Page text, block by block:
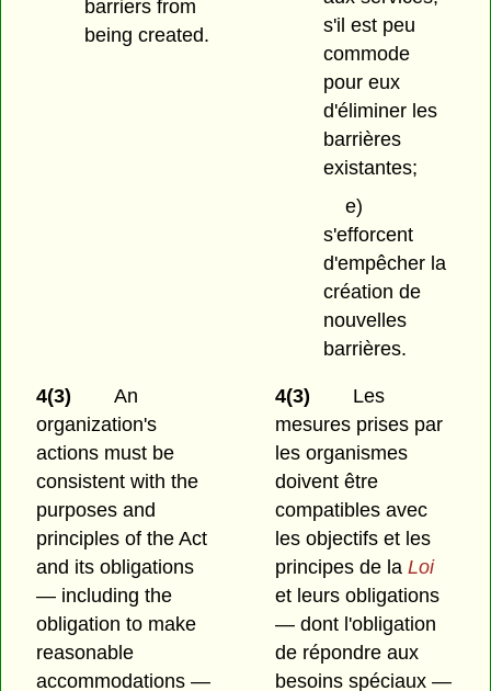
barriers from
being created.
s'il est peu
commode
pour eux
d'éliminer les
barrières
existantes;
e)
s'efforcent
d'empêcher la
création de
nouvelles
barrières.
4(3)
An
organization's
actions must be
consistent with the
purposes and
principles of the Act
and its obligations
— including the
obligation to make
reasonable
accommodations —
4(3)
Les
mesures prises par
les organismes
doivent être
compatibles avec
les objectifs et les
principes de laLoi
et leurs obligations
— dont l'obligation
de répondre aux
besoins spéciaux —